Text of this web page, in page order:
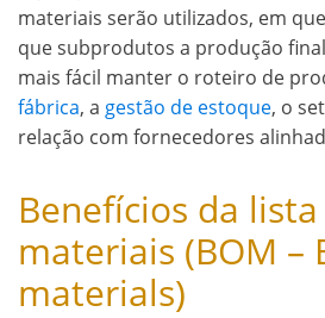
materiais serão utilizados, em
que subprodutos a produção
mais fácil manter o roteiro de
fábrica, a gestão de estoque, o
relação com fornecedores
Benefícios da
materiais (BOM –
materials)